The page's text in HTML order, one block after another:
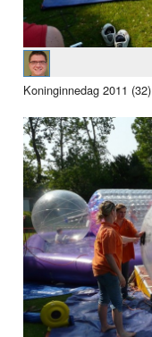
Koninginnedag 2011 (32)